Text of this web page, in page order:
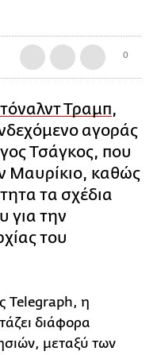
0
Τραμπ,
αγοράς
Τσάγκος, που
Μαυρίκιο, καθώς
τα σχέδια
για την
του
Telegraph, η
διάφορα
μεταξύ των